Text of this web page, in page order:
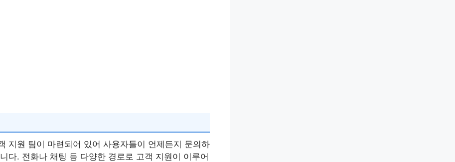
지원 팀이 마련되어 있어 사용자들이 언제든지 문의하
다. 전화나 채팅 등 다양한 경로로 고객 지원이 이루어